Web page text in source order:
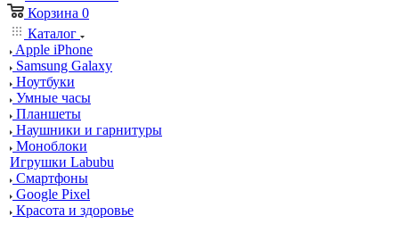
Корзина 0
Каталог
Apple iPhone
Samsung Galaxy
Ноутбуки
Умные часы
Планшеты
Наушники и гарнитуры
Моноблоки
Игрушки Labubu
Смартфоны
Google Pixel
Красота и здоровье